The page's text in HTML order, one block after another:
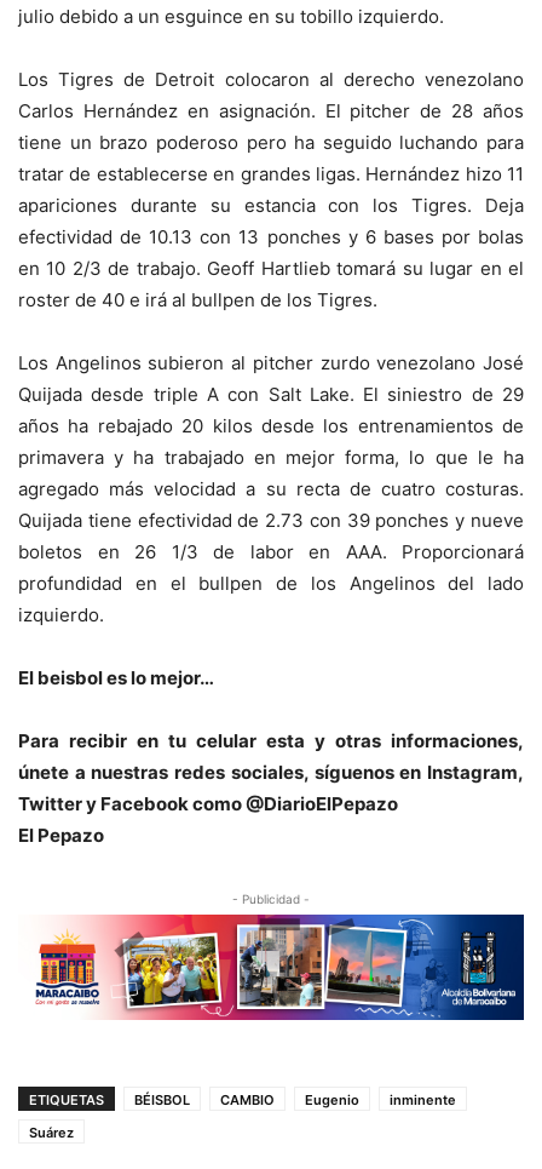
julio debido a un esguince en su tobillo izquierdo.
Los Tigres de Detroit colocaron al derecho venezolano
Carlos Hernández en asignación. El pitcher de 28 años
tiene un brazo poderoso pero ha seguido luchando para
tratar de establecerse en grandes ligas. Hernández hizo 11
apariciones durante su estancia con los Tigres. Deja
efectividad de 10.13 con 13 ponches y 6 bases por bolas
en 10 2/3 de trabajo. Geoff Hartlieb tomará su lugar en el
roster de 40 e irá al bullpen de los Tigres.
Los Angelinos subieron al pitcher zurdo venezolano José
Quijada desde triple A con Salt Lake. El siniestro de 29
años ha rebajado 20 kilos desde los entrenamientos de
primavera y ha trabajado en mejor forma, lo que le ha
agregado más velocidad a su recta de cuatro costuras.
Quijada tiene efectividad de 2.73 con 39 ponches y nueve
boletos en 26 1/3 de labor en AAA. Proporcionará
profundidad en el bullpen de los Angelinos del lado
izquierdo.
El beisbol es lo mejor…
Para recibir en tu celular esta y otras informaciones,
únete a nuestras redes sociales, síguenos en Instagram,
Twitter y Facebook como @DiarioElPepazo
El Pepazo
- Publicidad -
ETIQUETAS BÉISBOL CAMBIO Eugenio
inminente
Suárez